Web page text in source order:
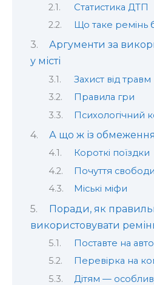
Статистика ДТП
Що таке ремінь
Аргументи за
у місті
Захист від травм
Правила гри
Психологічний
А що ж із
Короткі поїздки
Почуття свободи
Міські міфи
Поради, як
використовувати
Поставте на
Перевірка на
Дітям —